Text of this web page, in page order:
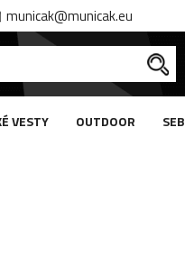
municak@municak.eu
VESTY OUTDOOR